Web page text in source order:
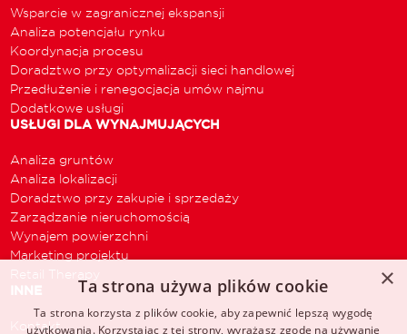
Wsparcie w zagranicznej ekspansji
Analiza potencjału rynku
Koordynacja procesu
Doradztwo przy optymalizacji sieci handlowej
Przedłużenie i renegocjacja umów najmu
Dodatkowe usługi
USŁUGI DLA WYNAJMUJĄCYCH
Analiza gruntów
Analiza lokalizacji
Doradztwo przy zakupie i sprzedaży
Zarządzanie nieruchomością
Wynajem powierzchni
Marketing projektu
Retail Therapy
INNE
Kontakt
×
Ta strona używa plików cookie
Ta strona korzysta z plików cookie, aby zapewnić lepszą wygodę
użytkowania. Korzystając z tej strony, wyrażasz zgodę na używanie